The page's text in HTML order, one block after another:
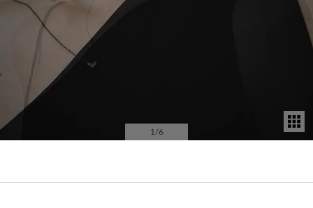
1 /6